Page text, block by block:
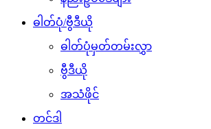
ဓါတ်ပုံ/ဗွီဒီယို
ဓါတ်ပုံမှတ်တမ်းလွှာ
ဗွီဒီယို
အသံဖိုင်
တင်ဒါ